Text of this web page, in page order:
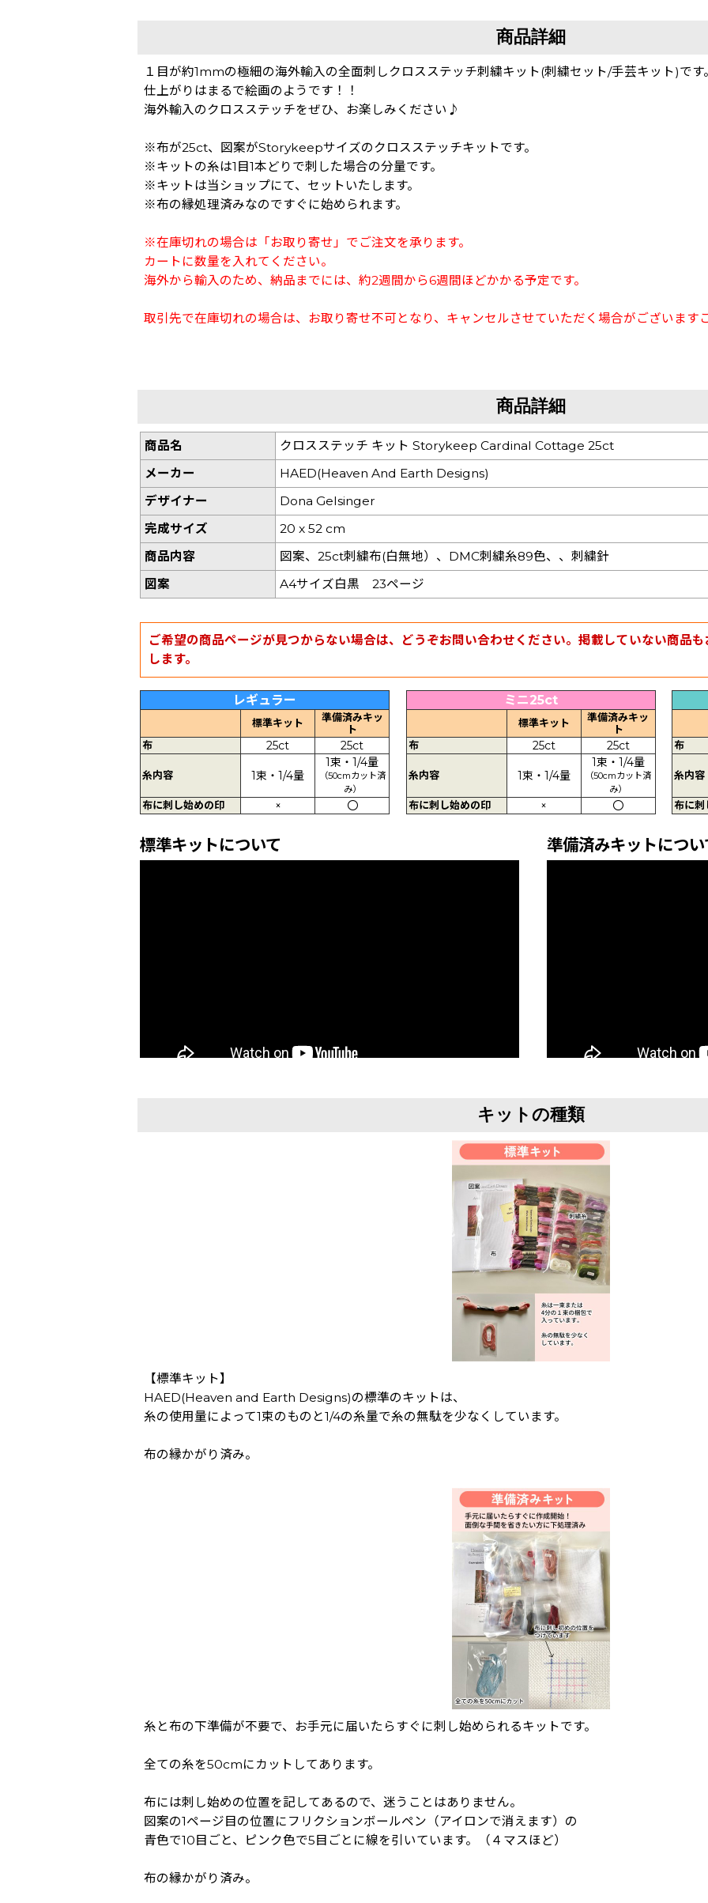
商品詳細
１目が約1mmの極細の海外輸入の全面刺しクロスステッチ刺繍キット(刺繍セット/手芸キット)です
仕上がりはまるで絵画のようです！！
海外輸入のクロスステッチをぜひ、お楽しみください♪
※布が25ct、図案がStorykeepサイズのクロスステッチキットです。
※キットの糸は1目1本どりで刺した場合の分量です。
※キットは当ショップにて、セットいたします。
※布の縁処理済みなのですぐに始められます。
※在庫切れの場合は「お取り寄せ」でご注文を承ります。
カートに数量を入れてください。
海外から輸入のため、納品までには、約2週間から6週間ほどかかる予定です。
取引先で在庫切れの場合は、お取り寄せ不可となり、キャンセルさせていただく場合がございます
商品詳細
商品名
クロスステッチ キット Storykeep Cardinal Cottage 25ct
メーカー
HAED(Heaven And Earth Designs)
デザイナー
Dona Gelsinger
完成サイズ
20 x 52 cm
商品内容
図案、25ct刺繍布(白無地）、DMC刺繍糸89色、、刺繍針
図案
A4サイズ白黒 23ページ
ご希望の商品ページが見つからない場合は、どうぞお問い合わせください。掲載していない商品
します。
レギュラー
標準キット
準備済みキッ
ト
布
25ct 25ct
糸内容 1束・1/4量
1束・1/4量
（50cmカット済
み）
布に刺し始めの印 × 〇
ミニ25ct
標準キット
準備済みキッ
ト
布
25ct 25ct
糸内容 1束・1/4量
1束・1/4量
（50cmカット済
み）
布に刺し始めの印 × 〇
布
糸内容
布に刺
標準キットについて 準備済みキットについ
キットの種類
【標準キット】
HAED(Heaven and Earth Designs)の標準のキットは、
糸の使用量によって1束のものと1/4の糸量で糸の無駄を少なくしています。
布の縁かがり済み。
糸と布の下準備が不要で、お手元に届いたらすぐに刺し始められるキットです。
全ての糸を50cmにカットしてあります。
布には刺し始めの位置を記してあるので、迷うことはありません。
図案の1ページ目の位置にフリクションボールペン（アイロンで消えます）の
青色で10目ごと、ピンク色で5目ごとに線を引いています。（４マスほど）
布の縁かがり済み。